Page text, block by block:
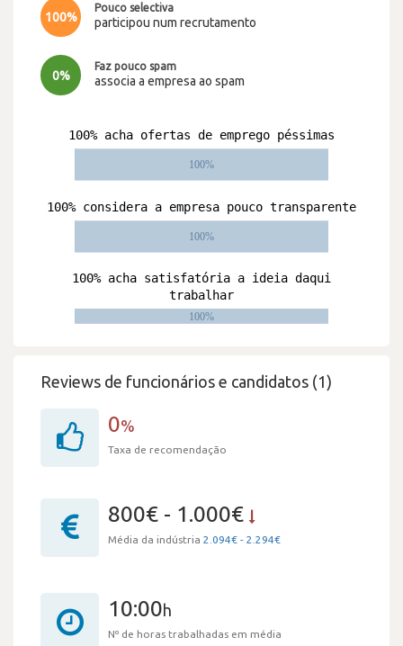
100%
Pouco selectiva
participou num recrutamento
0%
Faz pouco spam
associa a empresa ao spam
Reviews de funcionários e candidatos (1)
0%
Taxa de recomendação
800€ - 1.000€
Média da indústria 2.094€ - 2.294€
10:00h
Nº de horas trabalhadas em média